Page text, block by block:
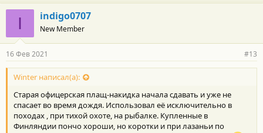
I indigo0707
New Member
16 Фев 2021 #13
Winter написал(а):
Старая офицерская плащ-накидка начала сдавать и уже не
спасает во время дождя. Использовал её исключительно в
походах , при тихой охоте, на рыбалке. Купленные в
Финляндии пончо хороши, но коротки и при лазаньи по